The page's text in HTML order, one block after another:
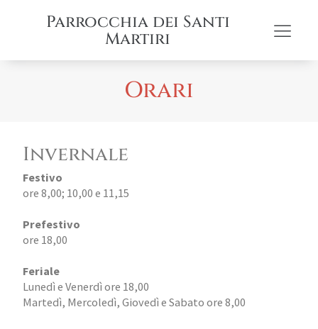
Parrocchia dei Santi
Martiri
Orari
Invernale
Festivo
ore 8,00; 10,00 e 11,15
Prefestivo
ore 18,00
Feriale
Lunedì e Venerdì ore 18,00
Martedì, Mercoledì, Giovedì e Sabato ore 8,00